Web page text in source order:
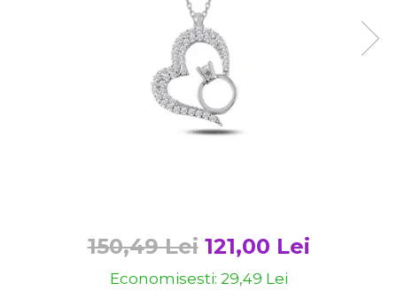
Bijuterii argint placat cu aur
Bijuterii argint cu diverse
Bijuterii argint cu murano
Solutii si lavete de curatare
150,49 Lei 121,00 Lei
Economisesti: 29,49 Lei